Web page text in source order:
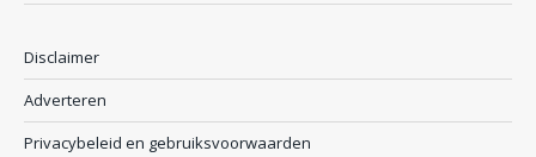
Disclaimer
Adverteren
Privacybeleid en gebruiksvoorwaarden